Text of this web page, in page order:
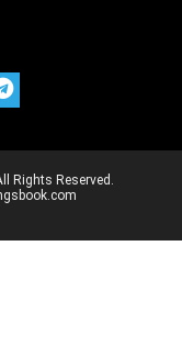
Rights Reserved.